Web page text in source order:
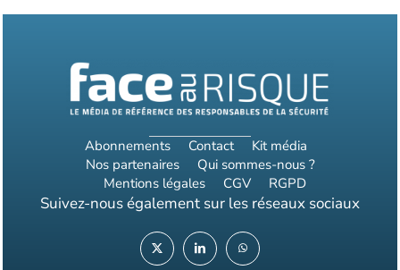
Abonnements Contact
Kit média
Nos partenaires
Qui sommes-nous ?
Mentions légales
CGV RGPD
Suivez-nous également sur les réseaux sociaux